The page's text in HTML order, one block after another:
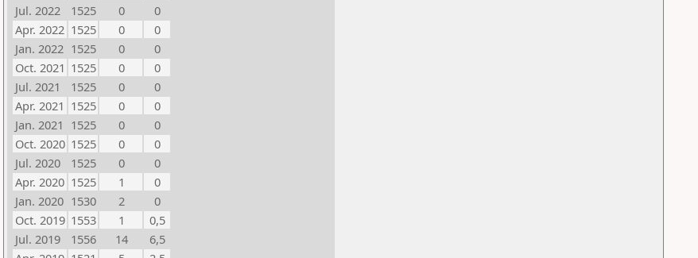
Jul. 2022
1525 0
0
Apr. 2022 1525 0
0
Jan. 2022 1525 0
0
Oct. 2021 1525 0
0
Jul. 2021
1525 0
0
Apr. 2021 1525 0
0
Jan. 2021 1525 0
0
Oct. 2020 1525 0
0
Jul. 2020
1525 0
0
Apr. 2020 1525 1
0
Jan. 2020 1530 2
0
Oct. 2019 1553 1
0,5
Jul. 2019
1556 14
6,5